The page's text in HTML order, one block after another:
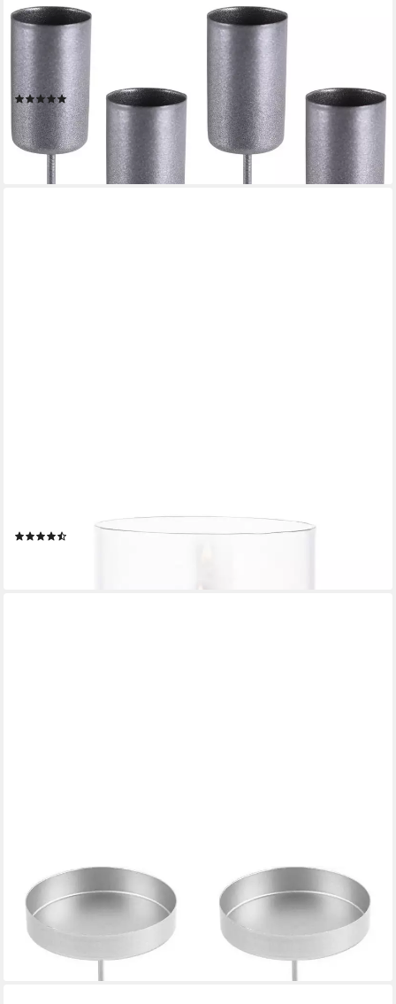
MATCHES21 HOME & HOBBY
Kerzenhalter Metall Kerzenstecker Picks 4er Set silber
Stabkerzen-Halter 2,3 cm (4 St), Adventskranz Kerzen-Halter
Adventsgesteck Kerzenständer Tischdeko
(2)
9,99 €
lieferbar - in 2-3 Werktagen bei dir
+1
13 c, H 35,5 cm
LUXUSKOLLEKTION
Adventsleuchter Kerzenhalter Adventskranz Kerzenteller Metall
4 Stück Silber 10cm
36,95 €
lieferbar - in 4-5 Werktagen bei dir